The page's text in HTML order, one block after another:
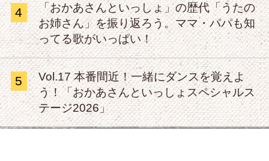
4
「おかあさんといっしょ」の歴代「うたの
お姉さん」を振り返ろう。ママ・パパも知
ってる歌がいっぱい！
5
Vol.17 本番間近！一緒にダンスを覚えよ
う！「おかあさんといっしょスペシャルス
テージ2026」